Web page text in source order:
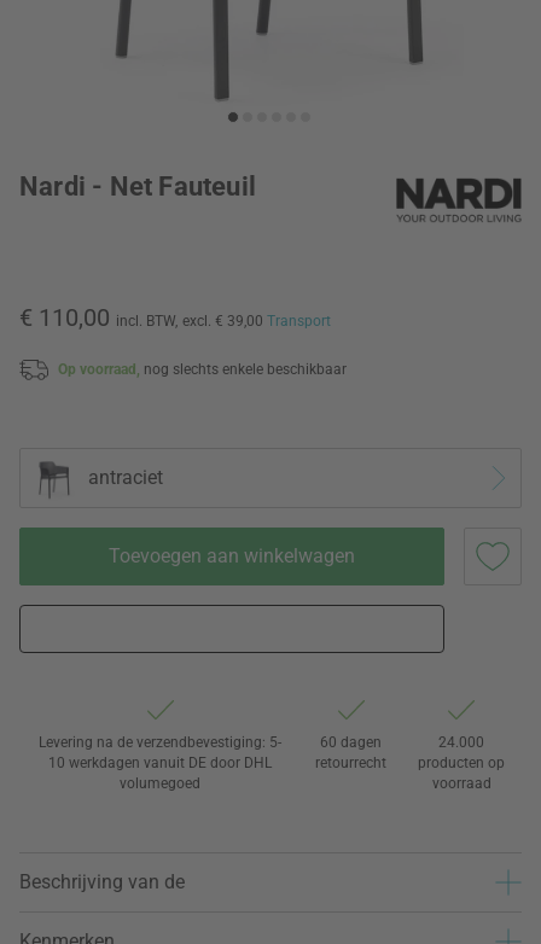
Nardi - Net Fauteuil
€ 110,00 incl. BTW, excl. € 39,00 Transport
Op voorraad, nog slechts enkele beschikbaar
antraciet
Toevoegen aan winkelwagen
Levering na de verzendbevestiging: 5-
10 werkdagen vanuit DE door DHL
volumegoed
60 dagen
retourrecht
24.000
producten op
voorraad
Beschrijving van de